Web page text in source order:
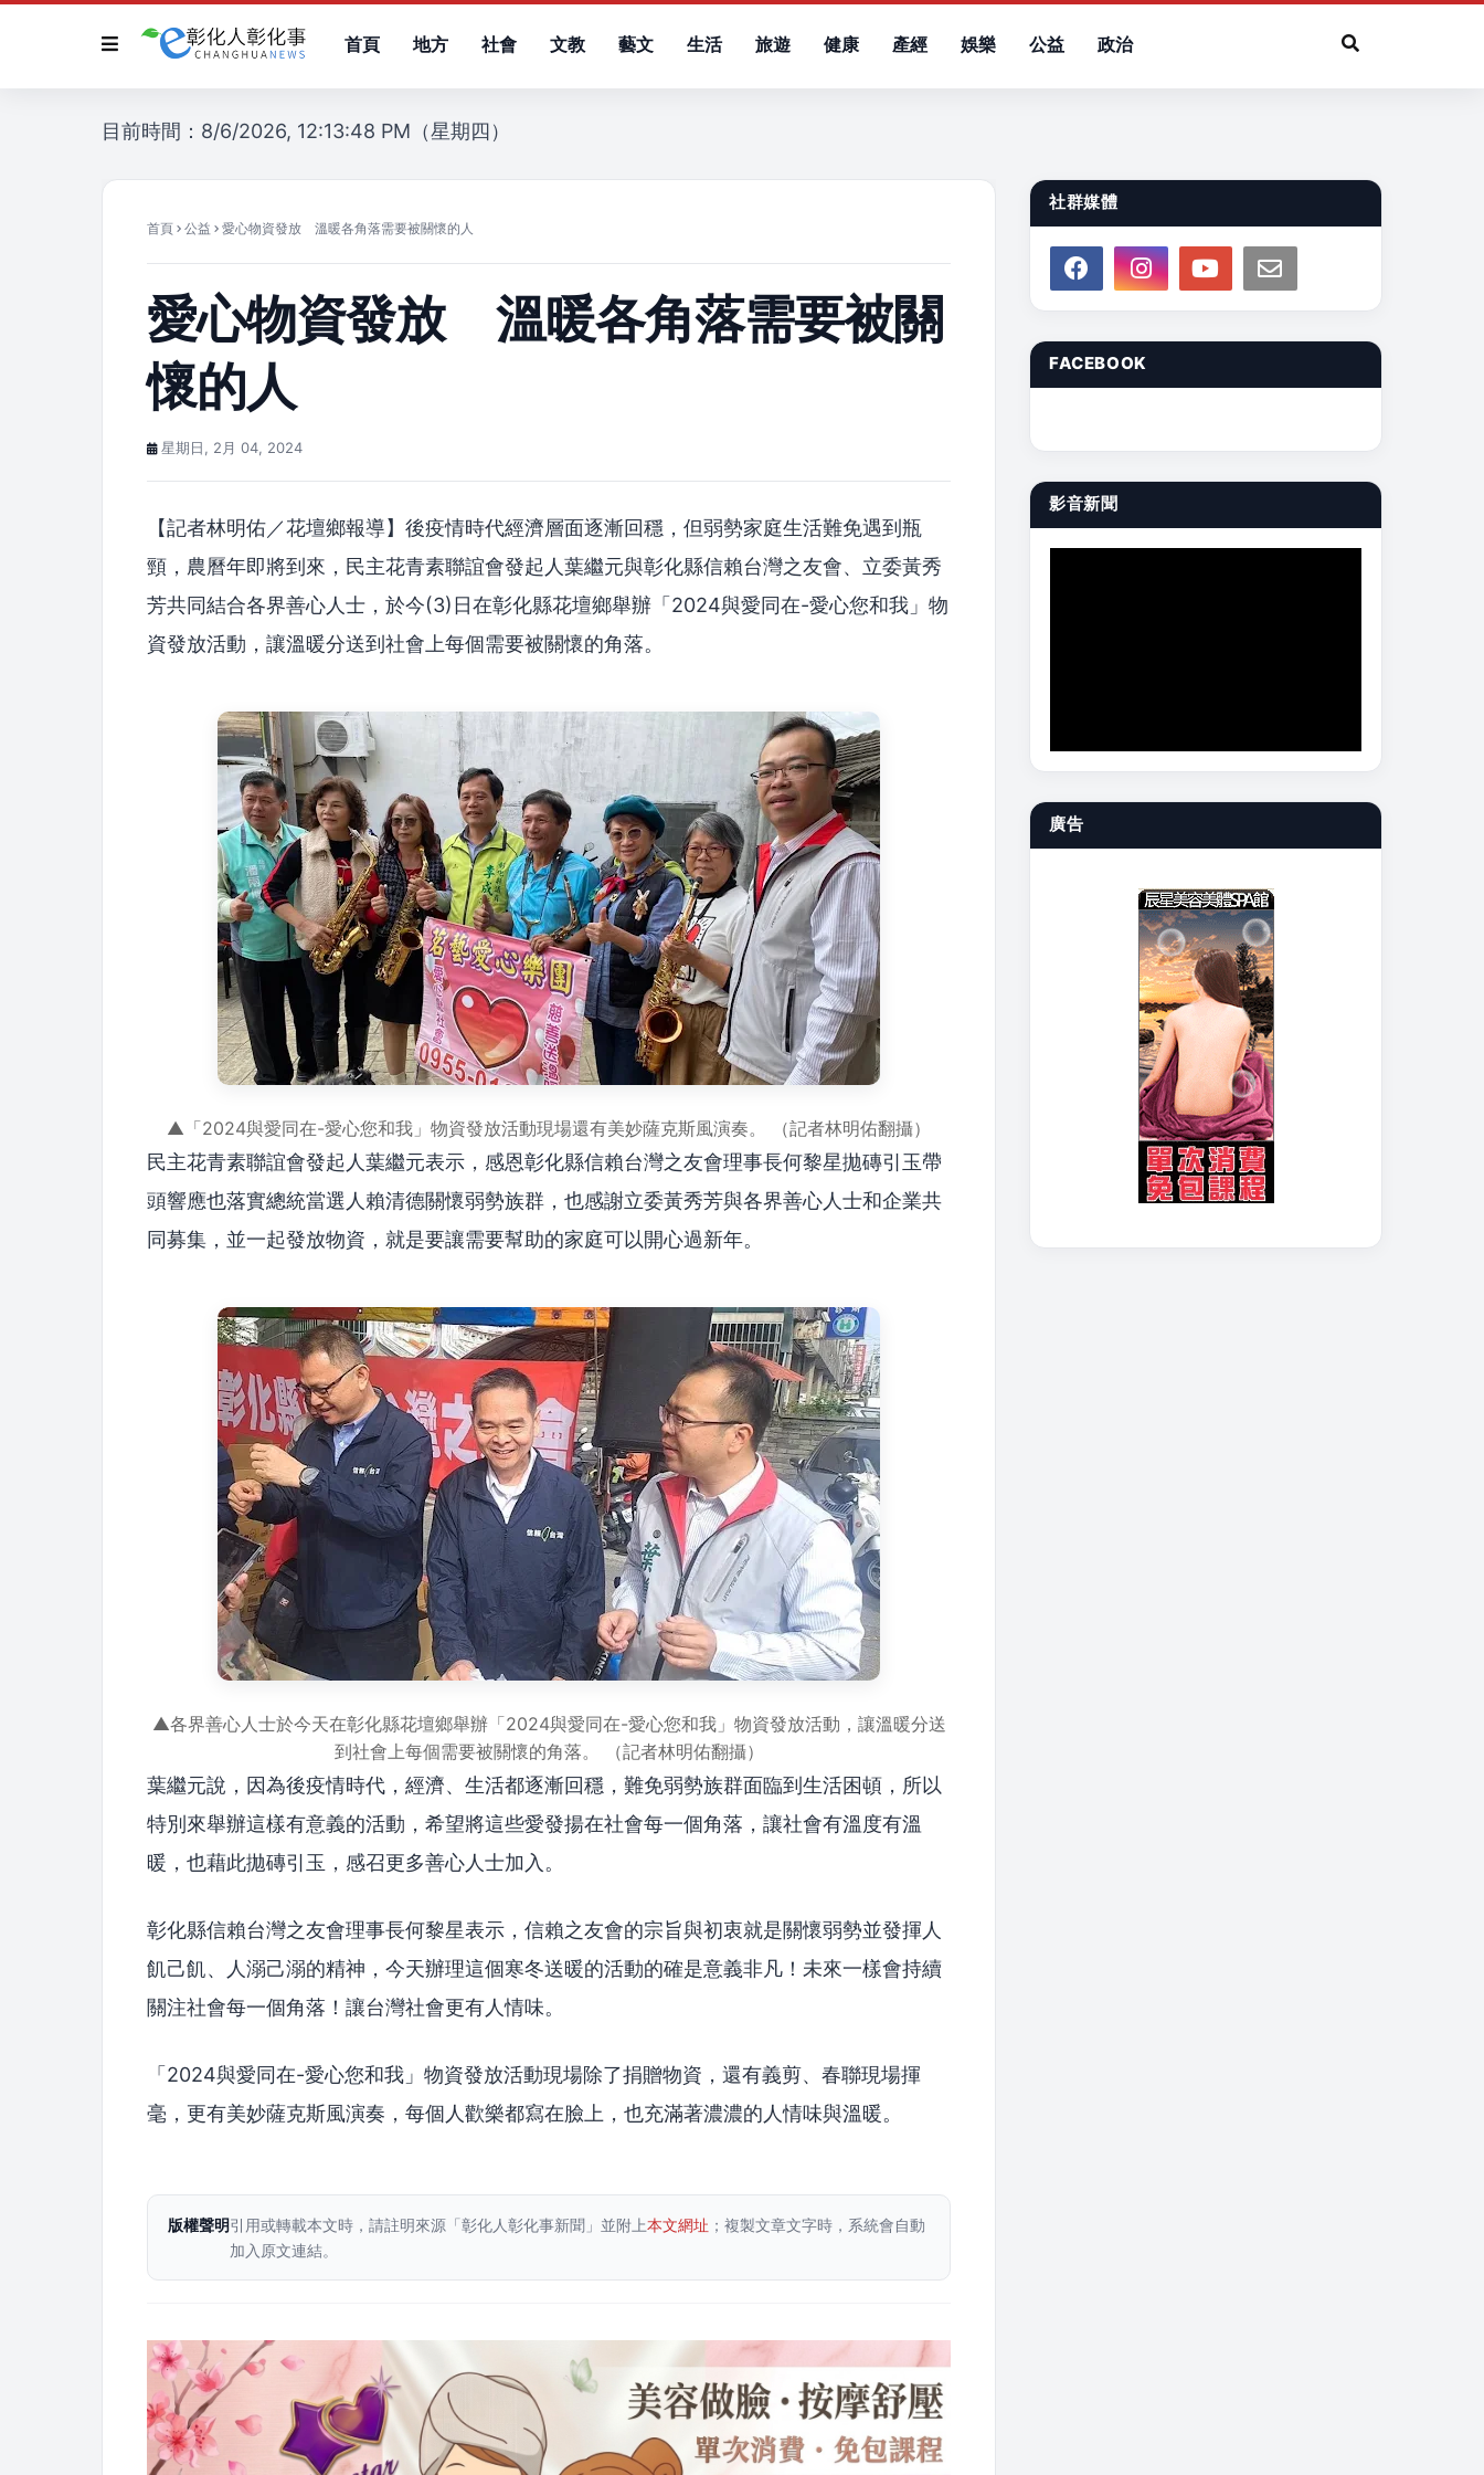
首頁 地方 社會 文教 藝文 生活 旅遊 健康 產經 娛樂 公益 政治
目前時間：8/6/2026, 12:13:48 PM（星期四）
首頁 公益 愛心物資發放 溫暖各角落需要被關懷的人
愛心物資發放 溫暖各角落需要被關
懷的人
星期日, 2月 04, 2024
【記者林明佑／花壇鄉報導】後疫情時代經濟層面逐漸回穩，但弱勢家庭生活難免遇到瓶
頸，農曆年即將到來，民主花青素聯誼會發起人葉繼元與彰化縣信賴台灣之友會、立委黃秀
芳共同結合各界善心人士，於今(3)日在彰化縣花壇鄉舉辦「2024與愛同在-愛心您和我」物
資發放活動，讓溫暖分送到社會上每個需要被關懷的角落。
▲「2024與愛同在-愛心您和我」物資發放活動現場還有美妙薩克斯風演奏。 （記者林明佑翻攝）
民主花青素聯誼會發起人葉繼元表示，感恩彰化縣信賴台灣之友會理事長何黎星拋磚引玉帶
頭響應也落實總統當選人賴清德關懷弱勢族群，也感謝立委黃秀芳與各界善心人士和企業共
同募集，並一起發放物資，就是要讓需要幫助的家庭可以開心過新年。
▲各界善心人士於今天在彰化縣花壇鄉舉辦「2024與愛同在-愛心您和我」物資發放活動，讓溫暖分送
到社會上每個需要被關懷的角落。 （記者林明佑翻攝）
葉繼元說，因為後疫情時代，經濟、生活都逐漸回穩，難免弱勢族群面臨到生活困頓，所以
特別來舉辦這樣有意義的活動，希望將這些愛發揚在社會每一個角落，讓社會有溫度有溫
暖，也藉此拋磚引玉，感召更多善心人士加入。
彰化縣信賴台灣之友會理事長何黎星表示，信賴之友會的宗旨與初衷就是關懷弱勢並發揮人
飢己飢、人溺己溺的精神，今天辦理這個寒冬送暖的活動的確是意義非凡！未來一樣會持續
關注社會每一個角落！讓台灣社會更有人情味。
「2024與愛同在-愛心您和我」物資發放活動現場除了捐贈物資，還有義剪、春聯現場揮
毫，更有美妙薩克斯風演奏，每個人歡樂都寫在臉上，也充滿著濃濃的人情味與溫暖。
版權聲明引用或轉載本文時，請註明來源「彰化人彰化事新聞」並附上本文網址 ；複製文章文字時，系統會自動
加入原文連結。
社群媒體
FACEBOOK
影音新聞
廣告